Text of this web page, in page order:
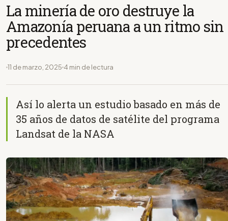
La minería de oro destruye la
Amazonía peruana a un ritmo sin
precedentes
11 de marzo, 2025 4 min de lectura
Así lo alerta un estudio basado en más de
35 años de datos de satélite del programa
Landsat de la NASA